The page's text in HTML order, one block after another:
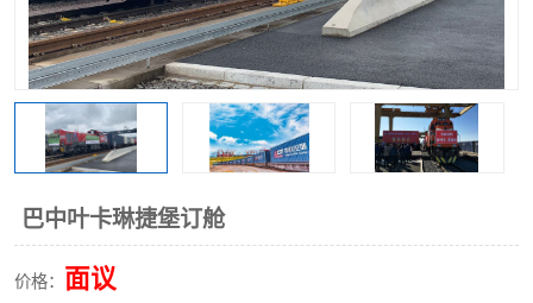
巴中叶卡琳捷堡订舱
价格： 面议
中俄班列莫斯科